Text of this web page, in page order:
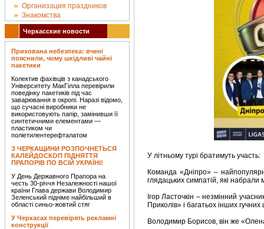
Организация праздников
Знакомства
Черкасские новости
Прихована небезпека: вчені
пояснили, чому шкідливі чайні
пакетики
Колектив фахівців з канадського
Університету МакГілла перевірили
поведінку пакетиків під час
заварювання в окропі. Наразі відомо,
що сучасні виробники не
використовують папір, замінивши її
синтетичними елементами —
пластиком чи
поліетилентерефталатом
З ЧЕРКАЩИНИ РОЗПОЧНЕТЬСЯ
КАЛЕЙДОСКОП ПІДНЯТТЯ
ПРАПОРІВ ПО ВСІЙ УКРАЇНІ!
У День Державного Прапора на
честь 30-річчя Незалежності нашої
країни Глава держави Володимир
Зеленський підніме найбільший в
області синьо-жовтий стяг
У Черкасах перевірять рекламні
конструкції
У літньому турі братимуть участь:
Команда «Дніпро» –
глядацьких симпатій, які набрали
Ігор Ласточкін – незмінний
Приколів» і багатьох інших
Володимир Борисов, він же